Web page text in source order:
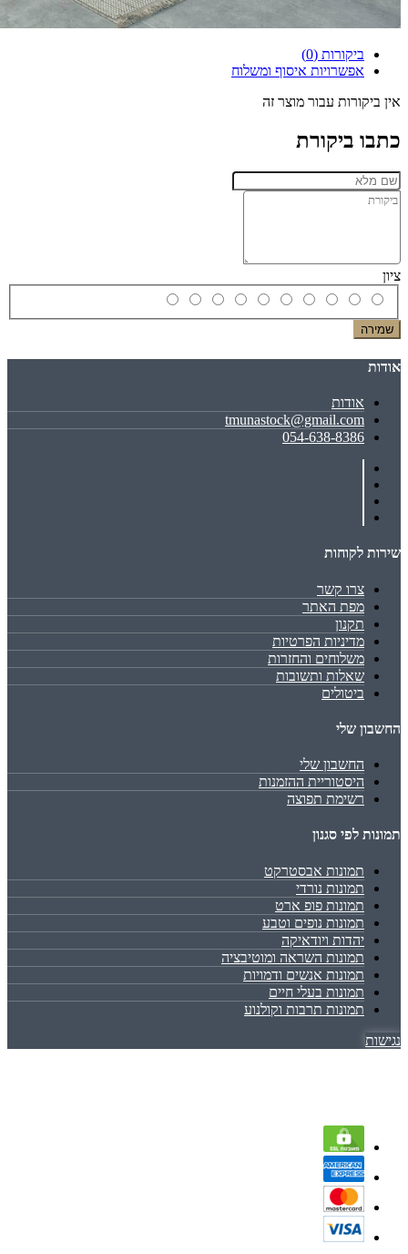
ביקורות (0)
אפשרויות איסוף ומשלוח
אין ביקורות עבור מוצר זה
כתבו ביקורת
ציון
שמירה
אודות
אודות
tmunastock@gmail.com
054-638-8386
שירות לקוחות
צרו קשר
מפת האתר
תקנון
מדיניות הפרטיות
משלוחים והחזרות
שאלות ותשובות
ביטולים
החשבון שלי
החשבון שלי
היסטוריית ההזמנות
רשימת תפוצה
תמונות לפי סגנון
תמונות אבסטרקט
תמונות נורדי
תמונות פופ ארט
תמונות נופים וטבע
יהדות ויודאיקה
תמונות השראה ומוטיבציה
תמונות אנשים ודמויות
תמונות בעלי חיים
תמונות תרבות וקולנוע
נגישות